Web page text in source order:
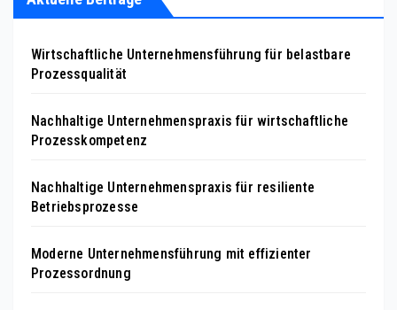
Wirtschaftliche Unternehmensführung für belastbare
Prozessqualität
Nachhaltige Unternehmenspraxis für wirtschaftliche
Prozesskompetenz
Nachhaltige Unternehmenspraxis für resiliente
Betriebsprozesse
Moderne Unternehmensführung mit effizienter
Prozessordnung